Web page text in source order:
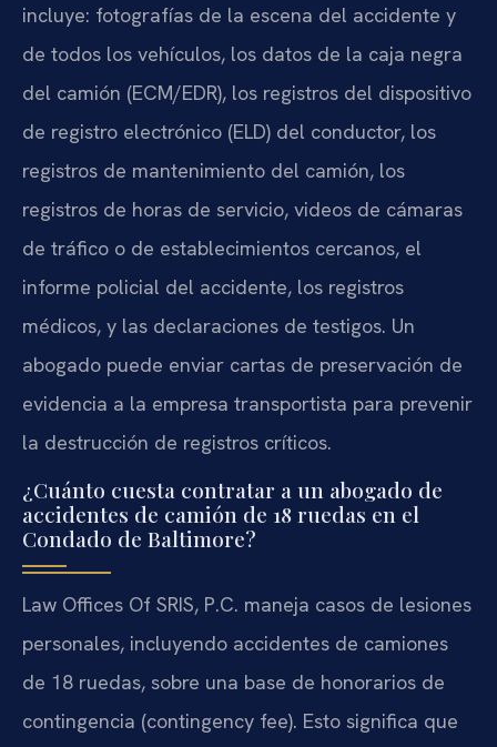
incluye: fotografías de la escena del accidente y
de todos los vehículos, los datos de la caja negra
del camión (ECM/EDR), los registros del dispositivo
de registro electrónico (ELD) del conductor, los
registros de mantenimiento del camión, los
registros de horas de servicio, videos de cámaras
de tráfico o de establecimientos cercanos, el
informe policial del accidente, los registros
médicos, y las declaraciones de testigos. Un
abogado puede enviar cartas de preservación de
evidencia a la empresa transportista para prevenir
la destrucción de registros críticos.
¿Cuánto cuesta contratar a un abogado de
accidentes de camión de 18 ruedas en el
Condado de Baltimore?
Law Offices Of SRIS, P.C. maneja casos de lesiones
personales, incluyendo accidentes de camiones
de 18 ruedas, sobre una base de honorarios de
contingencia (contingency fee). Esto significa que